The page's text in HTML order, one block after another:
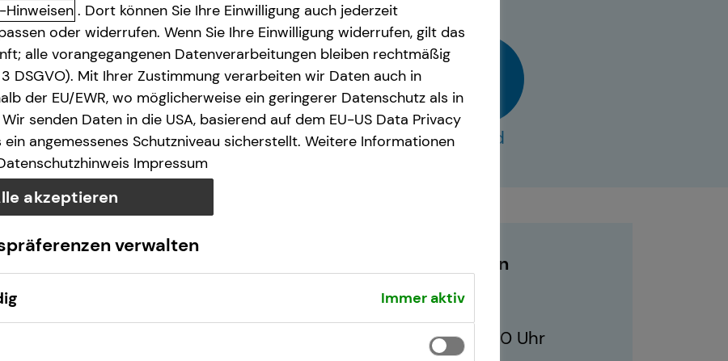
Anruf Maps vCard
Geschäftszeiten
10:00 - 21:00 Uhr
. Dort können Sie Ihre Einwilligung auch jederzeit
oder widerrufen. Wenn Sie Ihre Einwilligung widerrufen, gilt das
alle vorangegangenen Datenverarbeitungen bleiben rechtmäßig
DSGVO). Mit Ihrer Zustimmung verarbeiten wir Daten auch in
der EU/EWR, wo möglicherweise ein geringerer Datenschutz als in
senden Daten in die USA, basierend auf dem EU-US Data Privacy
ein angemessenes Schutzniveau sicherstellt. Weitere Informationen
Impressum
akzeptieren
verwalten
Immer aktiv